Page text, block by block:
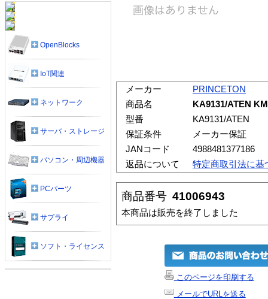
メーカー
PRINCETON
商品名
KA9131/ATEN
型番
KA9131/ATEN
保証条件
メーカー保証
JANコード
4988481377186
返品について
特定商取引法に基
商品番号 41006943
本商品は販売を終了しました
このページを印刷する
メールでURLを送る
OpenBlocks
IoT関連
ネットワーク
サーバ・ストレージ
パソコン・周辺機器
PCパーツ
サプライ
ソフト・ライセンス